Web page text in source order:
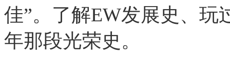
佳”。了解EW发展史、玩
年那段光荣史。